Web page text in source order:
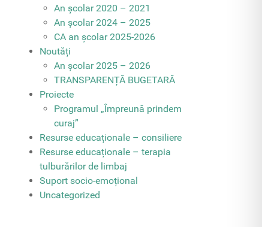
An școlar 2020 – 2021
An școlar 2024 – 2025
CA an școlar 2025-2026
Noutăți
An școlar 2025 – 2026
TRANSPARENȚĂ BUGETARĂ
Proiecte
Programul „Împreună prindem
curaj”
Resurse educaționale – consiliere
Resurse educaționale – terapia
tulburărilor de limbaj
Suport socio-emoțional
Uncategorized